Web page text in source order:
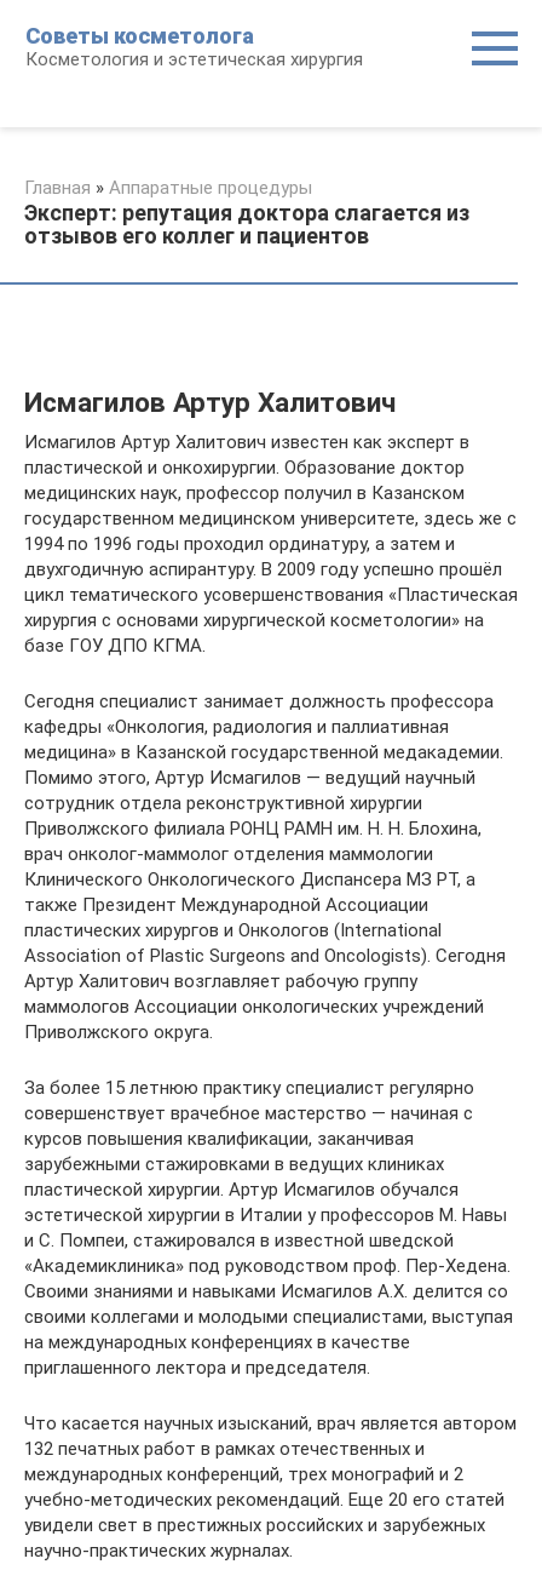
контенту
Советы косметолога
Косметология и эстетическая хирургия
Главная » Аппаратные процедуры
Эксперт: репутация доктора слагается из
отзывов его коллег и пациентов
Исмагилов Артур Халитович
Исмагилов Артур Халитович известен как эксперт в
пластической и онкохирургии. Образование доктор
медицинских наук, профессор получил в Казанском
государственном медицинском университете, здесь же с
1994 по 1996 годы проходил ординатуру, а затем и
двухгодичную аспирантуру. В 2009 году успешно прошёл
цикл тематического усовершенствования «Пластическая
хирургия с основами хирургической косметологии» на
базе ГОУ ДПО КГМА.
Сегодня специалист занимает должность профессора
кафедры «Онкология, радиология и паллиативная
медицина» в Казанской государственной медакадемии.
Помимо этого, Артур Исмагилов — ведущий научный
сотрудник отдела реконструктивной хирургии
Приволжского филиала РОНЦ РАМН им. Н. Н. Блохина,
врач онколог-маммолог отделения маммологии
Клинического Онкологического Диспансера МЗ РТ, а
также Президент Международной Ассоциации
пластических хирургов и Онкологов (International
Association of Plastic Surgeons and Oncologists). Сегодня
Артур Халитович возглавляет рабочую группу
маммологов Ассоциации онкологических учреждений
Приволжского округа.
За более 15 летнюю практику специалист регулярно
совершенствует врачебное мастерство — начиная с
курсов повышения квалификации, заканчивая
зарубежными стажировками в ведущих клиниках
пластической хирургии. Артур Исмагилов обучался
эстетической хирургии в Италии у профессоров М. Навы
и С. Помпеи, стажировался в известной шведской
«Академиклиника» под руководством проф. Пер-Хедена.
Своими знаниями и навыками Исмагилов А.Х. делится со
своими коллегами и молодыми специалистами, выступая
на международных конференциях в качестве
приглашенного лектора и председателя.
Что касается научных изысканий, врач является автором
132 печатных работ в рамках отечественных и
международных конференций, трех монографий и 2
учебно-методических рекомендаций. Еще 20 его статей
увидели свет в престижных российских и зарубежных
научно-практических журналах.